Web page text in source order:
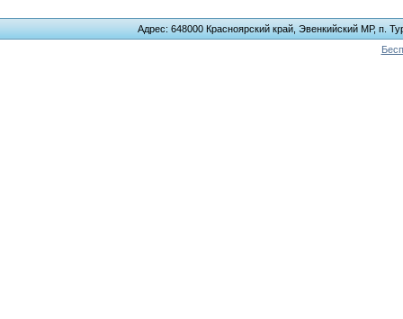
Адрес: 648000 Красноярский край, Эвенкийский МР, п.